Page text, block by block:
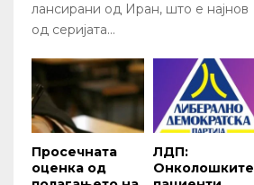
лансирани од Иран, што е најнов
од серијата...
Просечната
оценка од
ЛДП:
Oнколошките